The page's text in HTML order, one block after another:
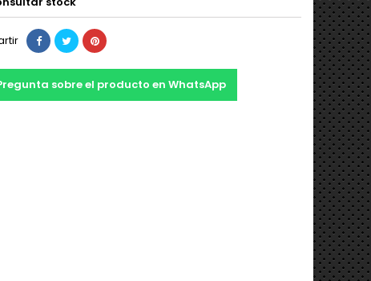
sobre el producto en WhatsApp